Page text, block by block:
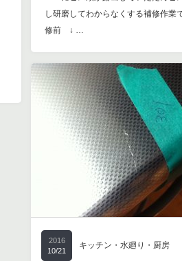
し研磨してわからなくする補修作業
修前 ↓ …
2016
10/21
キッチン・水廻り・厨房